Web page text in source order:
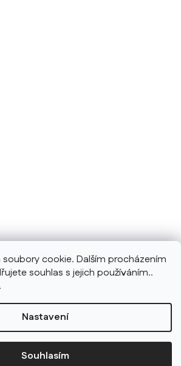
cookie. Dalším procházením
souhlas s jejich používáním..
.
Nastavení
Souhlasím